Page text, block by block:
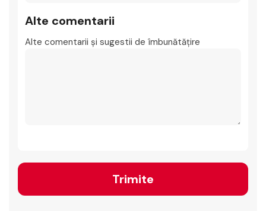
Alte comentarii
Alte comentarii şi sugestii de îmbunătăţire